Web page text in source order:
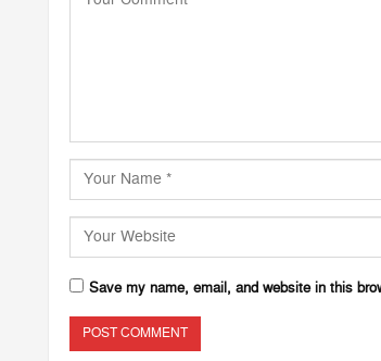
Save my name, email, and website in this